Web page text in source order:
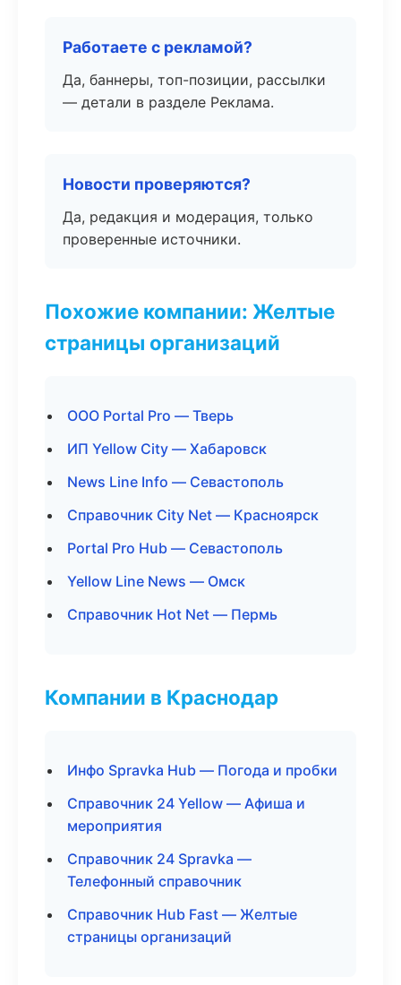
Работаете с рекламой?
Да, баннеры, топ-позиции, рассылки
— детали в разделе Реклама.
Новости проверяются?
Да, редакция и модерация, только
проверенные источники.
Похожие компании: Желтые
страницы организаций
ООО Portal Pro — Тверь
ИП Yellow City — Хабаровск
News Line Info — Севастополь
Справочник City Net — Красноярск
Portal Pro Hub — Севастополь
Yellow Line News — Омск
Справочник Hot Net — Пермь
Компании в Краснодар
Инфо Spravka Hub — Погода и пробки
Справочник 24 Yellow — Афиша и
мероприятия
Справочник 24 Spravka —
Телефонный справочник
Справочник Hub Fast — Желтые
страницы организаций